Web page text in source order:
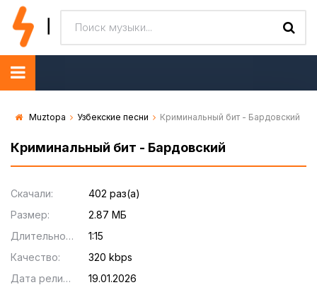
Muztopa Узбекские песни Криминальный бит - Бардовский
Криминальный бит - Бардовский
Скачали:
402 раз(а)
Размер:
2.87 МБ
Длительность:
1:15
Качество:
320 kbps
Дата релиза:
19.01.2026